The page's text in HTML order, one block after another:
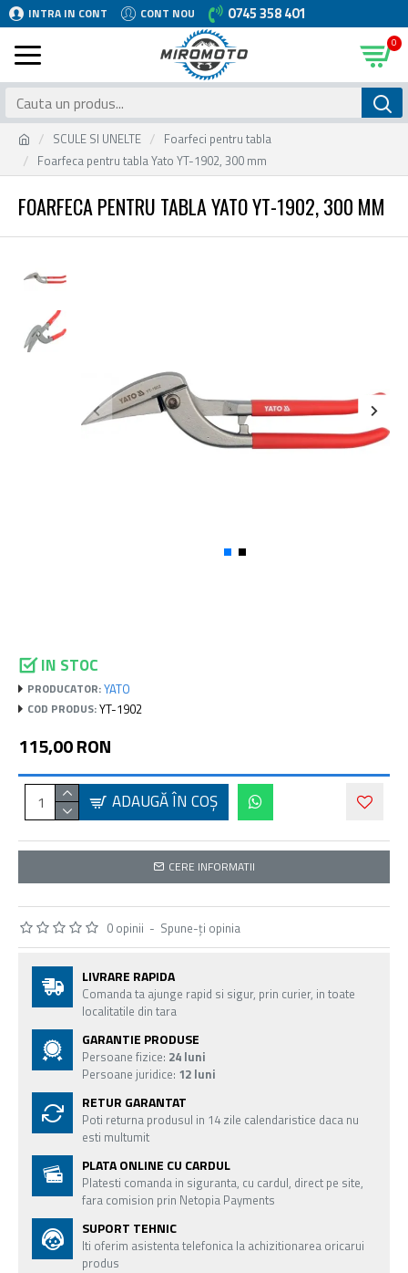
INTRA IN CONT CONT NOU 0745 358 401
0
SCULE SI UNELTE
Foarfeci pentru tabla
Foarfeca pentru tabla Yato YT-1902, 300 mm
FOARFECA PENTRU TABLA YATO YT-1902, 300 MM
IN STOC
PRODUCATOR:YATO
COD PRODUS:YT-1902
0 opinii - Spune-ţi opinia
115,00 RON
ADAUGĂ ÎN COŞ
CERE INFORMATII
LIVRARE RAPIDA
Comanda ta ajunge rapid si sigur, prin curier, in toate
localitatile din tara
GARANTIE PRODUSE
Persoane fizice: 24 luni
Persoane juridice: 12 luni
RETUR GARANTAT
Poti returna produsul in 14 zile calendaristice daca nu
esti multumit
PLATA ONLINE CU CARDUL
Platesti comanda in siguranta, cu cardul, direct pe site,
fara comision prin Netopia Payments
SUPORT TEHNIC
Iti oferim asistenta telefonica la achizitionarea oricarui
produs